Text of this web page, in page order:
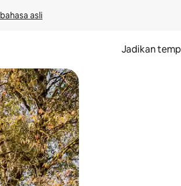
asli
Jadikan